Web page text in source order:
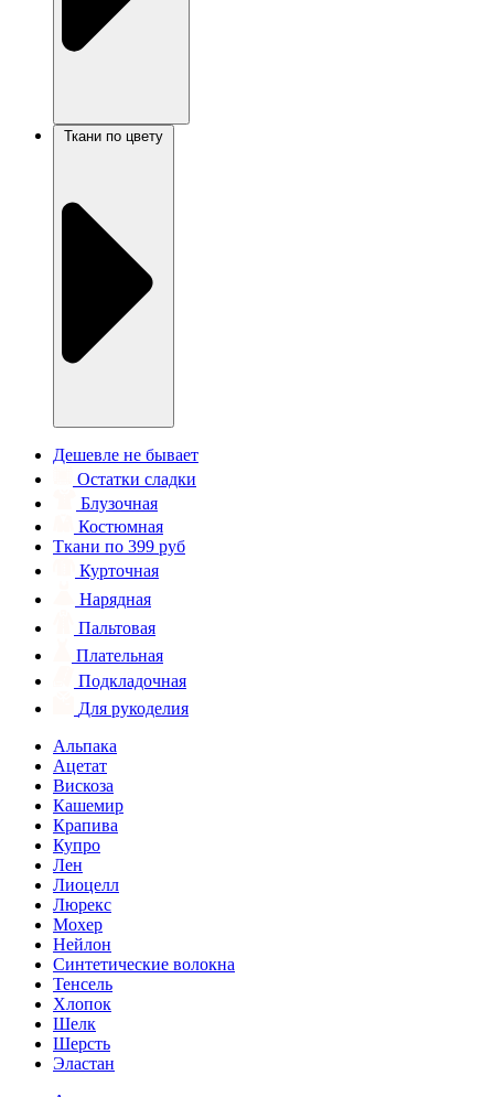
Дешевле не бывает
Остатки сладки
Блузочная
Костюмная
Ткани по 399 руб
Курточная
Нарядная
Пальтовая
Плательная
Подкладочная
Для рукоделия
Альпака
Ацетат
Вискоза
Кашемир
Крапива
Купро
Лен
Лиоцелл
Люрекс
Мохер
Нейлон
Синтетические волокна
Тенсель
Хлопок
Шелк
Шерсть
Эластан